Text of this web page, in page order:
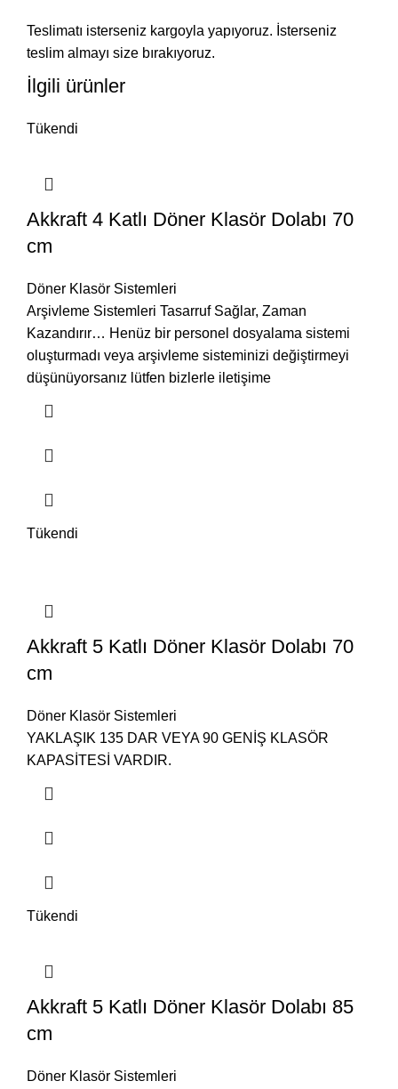
Teslimatı isterseniz kargoyla yapıyoruz. İsterseniz
teslim almayı size bırakıyoruz.
İlgili ürünler
Tükendi
Akkraft 4 Katlı Döner Klasör Dolabı 70
cm
Döner Klasör Sistemleri
Arşivleme Sistemleri Tasarruf Sağlar, Zaman
Kazandırır… Henüz bir personel dosyalama sistemi
oluşturmadı veya arşivleme sisteminizi değiştirmeyi
düşünüyorsanız lütfen bizlerle iletişime
Tükendi
Akkraft 5 Katlı Döner Klasör Dolabı 70
cm
Döner Klasör Sistemleri
YAKLAŞIK 135 DAR VEYA 90 GENİŞ KLASÖR
KAPASİTESİ VARDIR.
Tükendi
Akkraft 5 Katlı Döner Klasör Dolabı 85
cm
Döner Klasör Sistemleri